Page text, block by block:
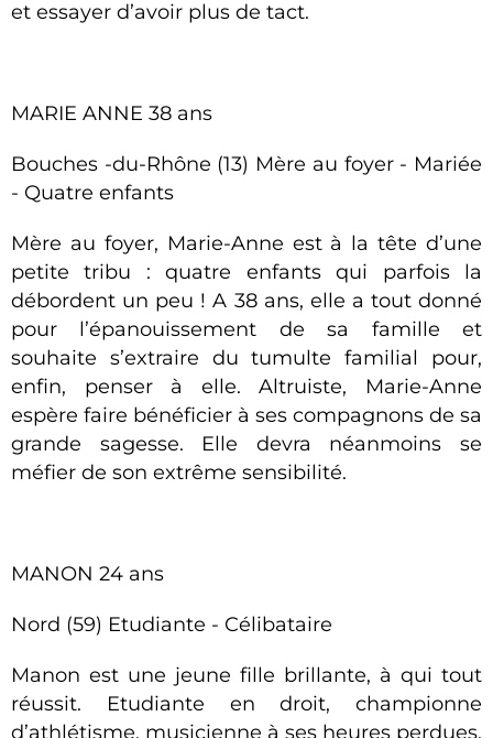
et essayer d’avoir plus de tact.
MARIE ANNE 38 ans
Bouches -du-Rhône (13) Mère au foyer - Mariée
- Quatre enfants
Mère au foyer, Marie-Anne est à la tête d’une
petite tribu : quatre enfants qui parfois la
débordent un peu ! A 38 ans, elle a tout donné
pour l’épanouissement de sa famille et
souhaite s’extraire du tumulte familial pour,
enfin, penser à elle. Altruiste, Marie-Anne
espère faire bénéficier à ses compagnons de sa
grande sagesse. Elle devra néanmoins se
méfier de son extrême sensibilité.
MANON 24 ans
Nord (59) Etudiante - Célibataire
Manon est une jeune fille brillante, à qui tout
réussit. Etudiante en droit, championne
d’athlétisme, musicienne à ses heures perdues,